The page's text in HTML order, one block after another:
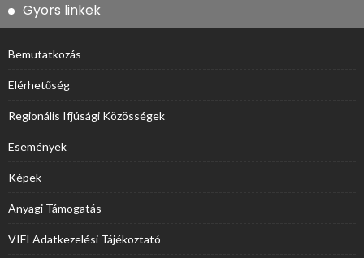
Gyors linkek
Bemutatkozás
Elérhetőség
Regionális Ifjúsági Közösségek
Események
Képek
Anyagi Támogatás
VIFI Adatkezelési Tájékoztató